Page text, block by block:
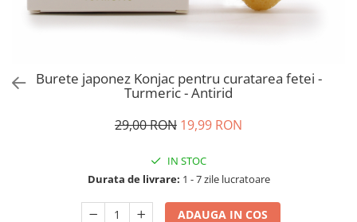
Burete japonez Konjac pentru curatarea fetei -
Turmeric - Antirid
29,00 RON 19,99 RON
IN STOC
Durata de livrare: 1 - 7 zile lucratoare
ADAUGA IN COS